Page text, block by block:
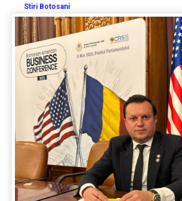
Stiri Botosani